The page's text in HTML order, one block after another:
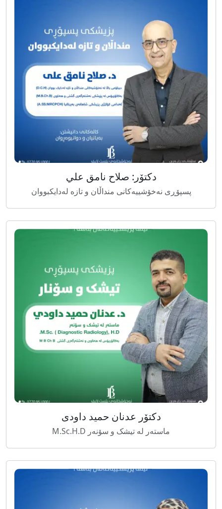
دکتۆر: صلاح نامق علي
پسپۆڕی نەخۆشییەکانی منداڵان و تازە لەدایکبووان
دکتۆر عدنان حمید داودی
ماستەر لە تیشک و سۆنەر M.Sc.H.D